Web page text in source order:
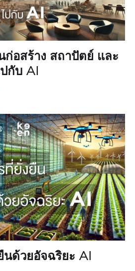
ก่อสร้าง สถาปัตย์ และ
กับ AI
นด้วยอัจฉริยะ AI